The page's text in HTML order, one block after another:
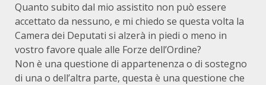
Quanto subito dal mio assistito non può essere
accettato da nessuno, e mi chiedo se questa volta la
Camera dei Deputati si alzerà in piedi o meno in
vostro favore quale alle Forze dell’Ordine?
Non è una questione di appartenenza o di sostegno
di una o dell’altra parte, questa è una questione che